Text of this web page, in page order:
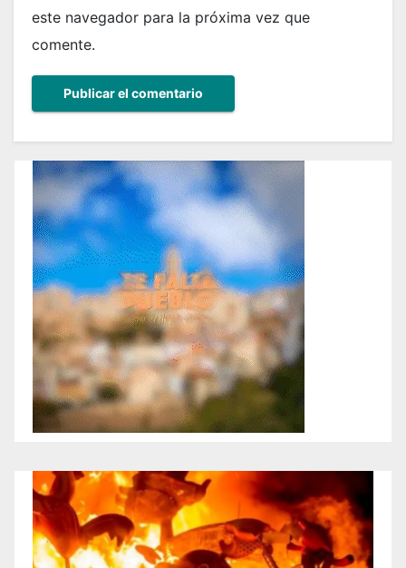
este navegador para la próxima vez que
comente.